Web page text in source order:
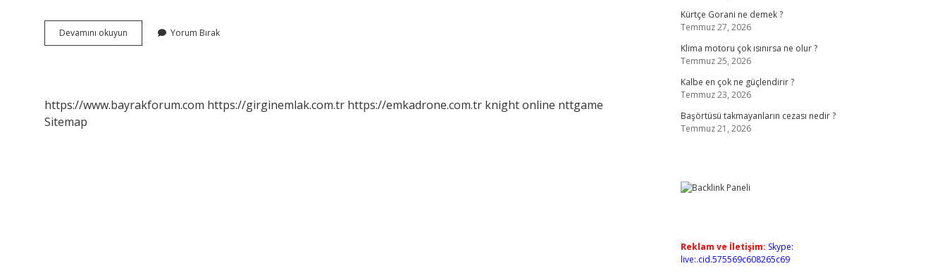
Devamını okuyun
Havlama
Yorum Bırak
https://www.bayrakforum.com https://girginemlak.com.tr https://emkadrone.com.tr knight online nttgame
Sitemap
Kürtçe Gorani ne demek ?
Temmuz 27, 2026
Klima motoru çok ısınırsa ne olur ?
Temmuz 25, 2026
Kalbe en çok ne güçlendirir ?
Temmuz 23, 2026
Başörtüsü takmayanların cezası nedir ?
Temmuz 21, 2026
Reklam ve İletişim: Skype:
live:.cid.575569c608265c69